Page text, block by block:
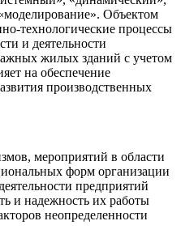
Объектом
технологические процессы
и деятельности
жилых зданий с учетом
на обеспечение
производственных
мероприятий в области
форм организации
предприятий
и надежность их работы
неопределенности